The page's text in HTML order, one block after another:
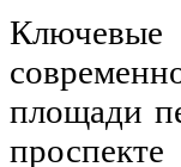
площади